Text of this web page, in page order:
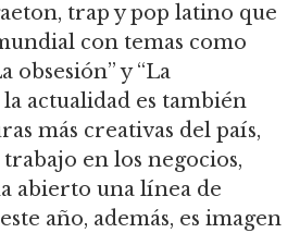
trap y pop latino que
con temas como
obsesión” y “La
actualidad es también
más creativas del país,
en los negocios,
abierto una línea de
año, además, es imagen